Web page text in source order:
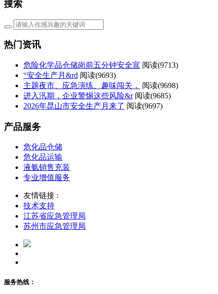
搜索
热门资讯
危险化学品仓储岗前五分钟安全宣 阅读(9713)
“安全生产月&rd 阅读(9693)
主题夜市、应急演练、趣味闯关，
阅读(9698)
进入汛期，企业警惕这些风险&r 阅读(9685)
2026年昆山市安全生产月来了 阅读(9697)
产品服务
危化品仓储
危化品运输
液氨销售充装
专业增值服务
友情链接 :
技术支持
江苏省应急管理局
苏州市应急管理局
服务热线：